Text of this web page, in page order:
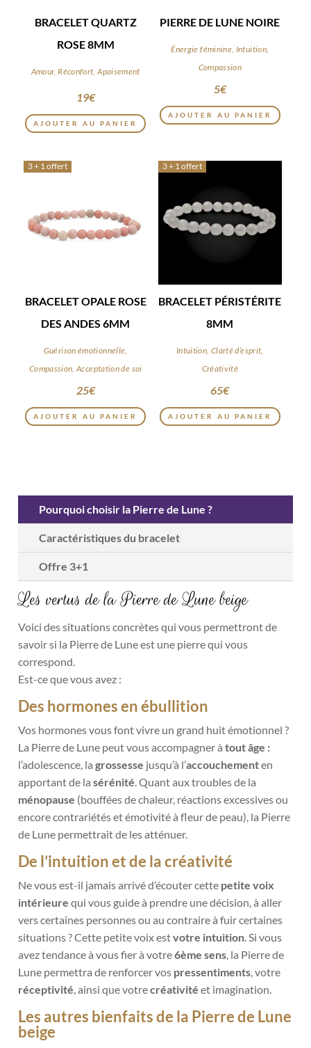
BRACELET QUARTZ
ROSE 8MM
Amour, Réconfort, Apaisement
19€
AJOUTER AU PANIER
PIERRE DE LUNE NOIRE
Énergie féminine, Intuition,
Compassion
5€
AJOUTER AU PANIER
3 + 1 offert
BRACELET OPALE ROSE
DES ANDES 6MM
Guérison émotionnelle,
Compassion, Acceptation de soi
25€
AJOUTER AU PANIER
3 + 1 offert
BRACELET PÉRISTÉRITE
8MM
Intuition, Clarté d’esprit,
Créativité
65€
AJOUTER AU PANIER
Pourquoi choisir la Pierre de Lune ?
Caractéristiques du bracelet
Offre 3+1
Les vertus de la Pierre de Lune beige
Voici des situations concrètes qui vous permettront de
savoir si la Pierre de Lune est une pierre qui vous
correspond.
Est-ce que vous avez :
Des hormones en ébullition
Vos hormones vous font vivre un grand huit émotionnel ?
La Pierre de Lune peut vous accompagner àtout âge :
l’adolescence, lagrossesse jusqu’à l’accouchementen
apportant de lasérénité. Quant aux troubles de la
ménopause (bouffées de chaleur, réactions excessives ou
encore contrariétés et émotivité à fleur de peau), la Pierre
de Lune permettrait de les atténuer.
De l’intuition et de la créativité
Ne vous est-il jamais arrivé d’écouter cette petite voix
intérieure qui vous guide à prendre une décision, à aller
vers certaines personnes ou au contraire à fuir certaines
situations ? Cette petite voix estvotre intuition. Si vous
avez tendance à vous fier à votre6ème sens, la Pierre de
Lune permettra de renforcer vos pressentiments, votre
réceptivité, ainsi que votrecréativité et imagination.
Les autres bienfaits de la Pierre de Lune
beige